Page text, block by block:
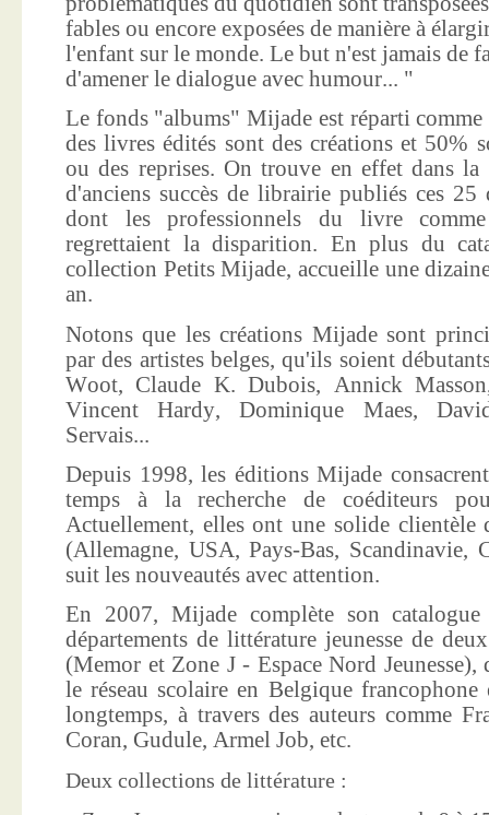
fables ou encore exposées de manière à
l'enfant sur le monde. Le but n'est jamais de
d'amener le dialogue avec humour... "
Le fonds "albums" Mijade est réparti
des livres édités sont des créations et 50%
ou des reprises. On trouve en effet dans
d'anciens succès de librairie publiés ces 25
dont les professionnels du livre
regrettaient la disparition. En plus du
collection Petits Mijade, accueille une
an.
Notons que les créations Mijade sont
par des artistes belges, qu'ils soient
Woot, Claude K. Dubois, Annick
Vincent Hardy, Dominique Maes,
Servais...
Depuis 1998, les éditions Mijade
temps à la recherche de coéditeurs
Actuellement, elles ont une solide clientèle
(Allemagne, USA, Pays-Bas, Scandinavie,
suit les nouveautés avec attention.
En 2007, Mijade complète son
départements de littérature jeunesse de
(Memor et Zone J - Espace Nord
le réseau scolaire en Belgique francophone
longtemps, à travers des auteurs comme
Coran, Gudule, Armel Job, etc.
Deux collections de littérature :